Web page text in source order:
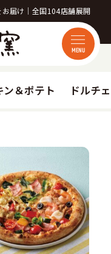
届け｜全国104店舗展開
MENU
ン＆ポテト ドルチェ